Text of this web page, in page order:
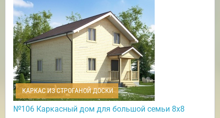
КАРКАС ИЗ СТРОГАНОЙ ДОСКИ
№106 Каркасный дом для большой семьи 8х8